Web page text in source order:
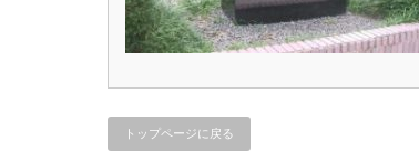
トップページに戻る